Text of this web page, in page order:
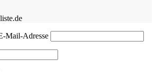
Mail-Adresse